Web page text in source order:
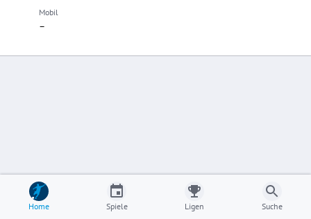
Mobil
–
Home Spiele Ligen Suche